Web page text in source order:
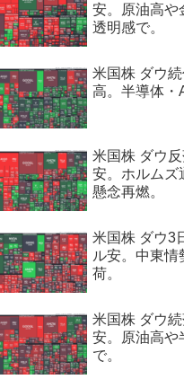
安。原油高や
透明感で。
米国株 ダウ
高。半導体・
米国株 ダウ
安。ホルムズ
懸念再燃。
米国株 ダウ3
ル安。中東情
荷。
米国株 ダウ
安。原油高や
で。